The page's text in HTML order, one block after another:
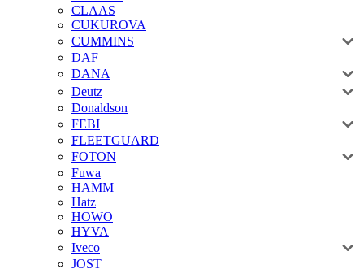
CLAAS
CUKUROVA
CUMMINS
DAF
DANA
Deutz
Donaldson
FEBI
FLEETGUARD
FOTON
Fuwa
HAMM
Hatz
HOWO
HYVA
Iveco
JOST